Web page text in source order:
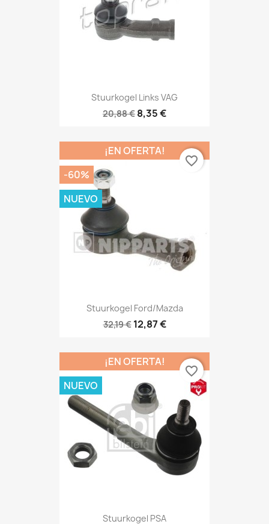
Stuurkogel Links VAG
20,88 € 8,35 €
Stuurkogel Ford/Mazda
32,19 € 12,87 €
¡EN OFERTA!
-60%
NUEVO
favorite_border
Stuurkogel PSA
¡EN OFERTA!
NUEVO
favorite_border